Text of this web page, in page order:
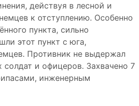
действуя в лесной и
к отступлению. Особенно
пункта, сильно
этот пункт с юга,
Противник не выдержал
и офицеров. Захвачено 7
инженерным